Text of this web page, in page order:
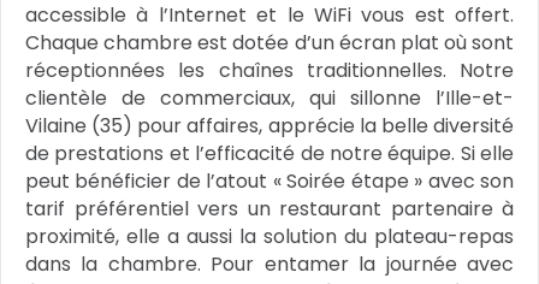
accessible à l’Internet et le WiFi vous est offert.
Chaque chambre est dotée d’un écran plat où sont
réceptionnées les chaînes traditionnelles. Notre
clientèle de commerciaux, qui sillonne l’Ille-et-
Vilaine (35) pour affaires, apprécie la belle diversité
de prestations et l’efficacité de notre équipe. Si elle
peut bénéficier de l’atout « Soirée étape » avec son
tarif préférentiel vers un restaurant partenaire à
proximité, elle a aussi la solution du plateau-repas
dans la chambre. Pour entamer la journée avec